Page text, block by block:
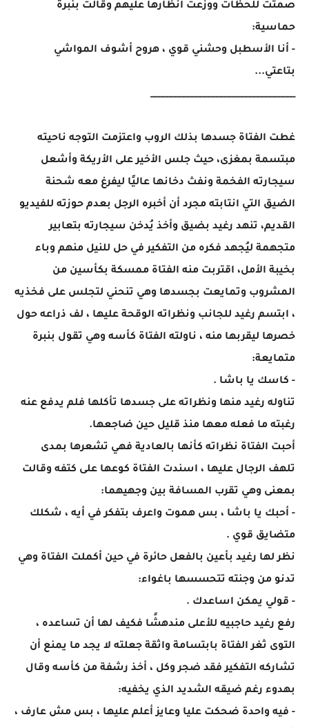
صمتت للحظات ووزعت انظارها عليهم وقالت بنبرة
حماسية:
- أنا الأسطبل وحشني قوي ، هروح أشوف المواشي
بتاعتي...
___________________________________
غطت الفتاة جسدها بذلك الروب واعتزمت التوجه ناحيته
مبتسمة بمغزى، حيث جلس الأخير على الأريكة وأشعل
سيجارته الفخمة ونفث دخانها عاليًا ليفرغ معه شحنة
الضيق التي انتابته مجرد أن أخبره الرجل بعدم حوزته للفيديو
القديم، تنهد رغيد بضيق وأخذ يُدخن سيجارته بتعابير
متجهمة ليُجهد فكره من التفكير في حل للنيل منهم وباء
بخيبة الأمل، اقتربت منه الفتاة ممسكة بكأسين من
المشروب وتمايعت بجسدها وهي تنحني لتجلس على فخذيه
، ابتسم رغيد للجانب ونظراته الوقحة عليها ، لف ذراعه حول
خصرها ليقربها منه ، ناولته الفتاة كأسه وهي تقول بنبرة
متمايعة:
- كاسك يا باشا .
تناوله رغيد منها ونظراته على جسدها تأكلها فلم يدفع عنه
رغبته ما فعله معها منذ قليل حين ضاجعها.
أحبت الفتاة نظراته كأنها بالعادية فهي تشعرها بمدى
تلهف الرجال عليها ، اسندت الفتاة كوعها على كتفه وقالت
بمعنى وهي تقرب المسافة بين وجهيهما:
- أحبك يا باشا ، بس هموت واعرف بتفكر في أيه ، شكلك
متضايق قوي .
نظر لها رغيد بأعين بالفعل حائرة في حين أكملت الفتاة وهي
تدنو من وجنته تتحسسها باغواء:
- قولي يمكن اساعدك .
رفع رغيد حاجبيه للأعلى مندهشًا فكيف لها أن تساعده ،
التوى ثغر الفتاة بابتسامة واثقة جعلته لا يجد ما يمنع أن
تشاركه التفكير فقد ضجر وكل ، أخذ رشفة من كأسه وقال
بهدوء رغم ضيقه الشديد الذي يخفيه:
- فيه واحدة ضحكت عليا وعايز أعلم عليها ، بس مش عارف ،